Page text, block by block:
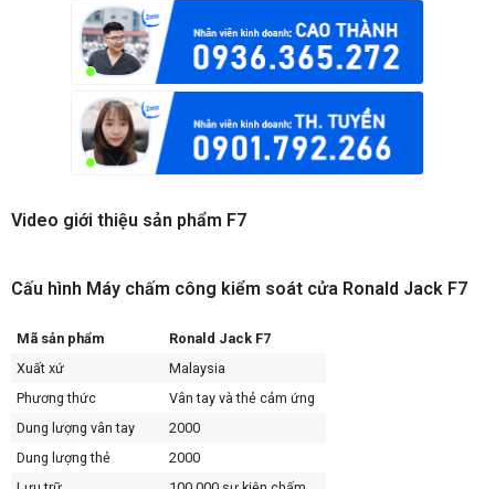
Video giới thiệu sản phẩm F7
Cấu hình Máy chấm công kiểm soát cửa Ronald Jack F7
Mã sản phẩm
Ronald Jack F7
Xuất xứ
Malaysia
Phương thức
Vân tay và thẻ cảm ứng
Dung lượng vân tay
2000
Dung lượng thẻ
2000